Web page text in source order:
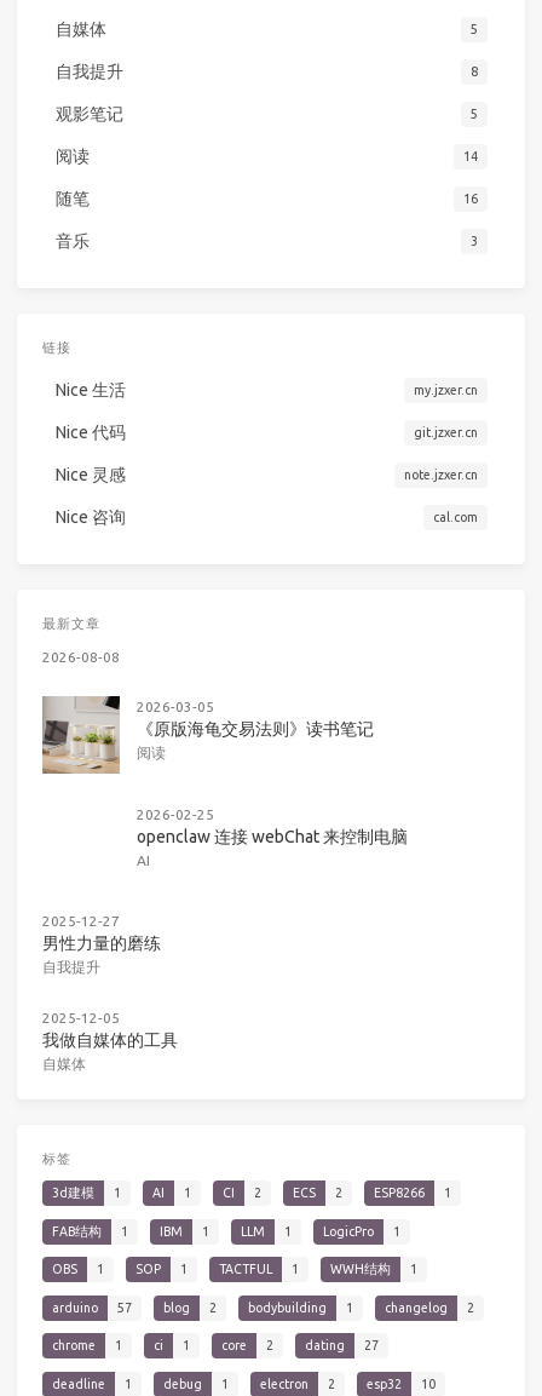
自媒体 5
自我提升 8
观影笔记 5
阅读 14
随笔 16
音乐 3
链接
Nice 生活 my.jzxer.cn
Nice 代码 git.jzxer.cn
Nice 灵感 note.jzxer.cn
Nice 咨询 cal.com
最新文章
2026-08-08
2026-03-05
《原版海龟交易法则》读书笔记
阅读
2026-02-25
openclaw 连接 webChat 来控制电脑
AI
2025-12-27
男性力量的磨练
自我提升
2025-12-05
我做自媒体的工具
自媒体
标签
3d建模 1 AI 1 CI 2 ECS 2 ESP8266 1
FAB结构 1 IBM 1 LLM 1 LogicPro 1
OBS 1 SOP 1 TACTFUL 1 WWH结构 1
arduino 57 blog 2 bodybuilding 1 changelog 2
chrome 1 ci 1 core 2 dating 27
deadline 1 debug 1 electron 2 esp32 10